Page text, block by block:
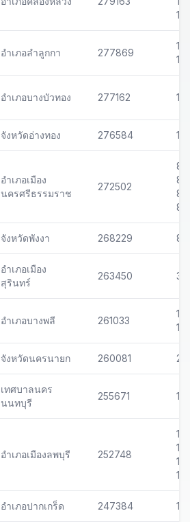
อำเภอลำลูกกา 277869
อำเภอบางบัวทอง 277162
จังหวัดอ่างทอง 276584 14
อำเภอเมือง
นครศรีธรรมราช
272502
จังหวัดพังงา 268229 82
อำเภอเมือง
สุรินทร์
263450
อำเภอบางพลี 261033
จังหวัดนครนายก 260081 26
เทศบาลนคร
นนทบุรี
255671
อำเภอเมืองลพบุรี 252748
อำเภอปากเกร็ด 247384